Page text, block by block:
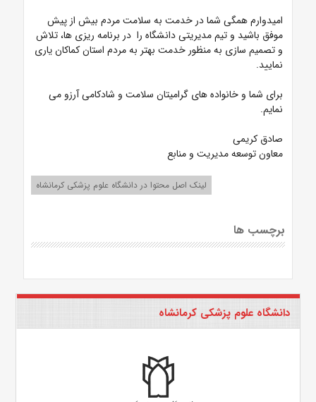
امیدوارم همگی شما در خدمت به سلامت مردم بیش از پیش
موفق باشید و تیم مدیریتی دانشگاه را در برنامه ریزی ها، تلاش
و تصمیم سازی به منظور خدمت بهتر به مردم استان کماکان یاری
نمایید.
برای شما و خانواده های گرامیتان سلامت و شادکامی آرزو می
نمایم.
صادق کریمی
معاون توسعه مدیریت و منابع
لینک اصل محتوا در دانشگاه علوم پزشکی کرمانشاه
برچسب ها
دانشگاه علوم پزشکی کرمانشاه